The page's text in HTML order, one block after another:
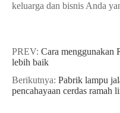
keluarga dan bisnis Anda
PREV: Cara menggunakan
lebih baik
Berikutnya: Pabrik lampu
pencahayaan cerdas ramah